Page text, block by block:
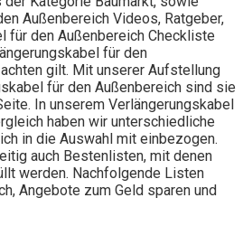
Außenbereich Videos, Ratgeber,
für den Außenbereich Checkliste
für den
gilt. Mit unserer Aufstellung
für den Außenbereich sind sie
In unserem Verlängerungskabel
haben wir unterschiedliche
in die Auswahl mit einbezogen.
auch Bestenlisten, mit denen
werden. Nachfolgende Listen
Angebote zum Geld sparen und